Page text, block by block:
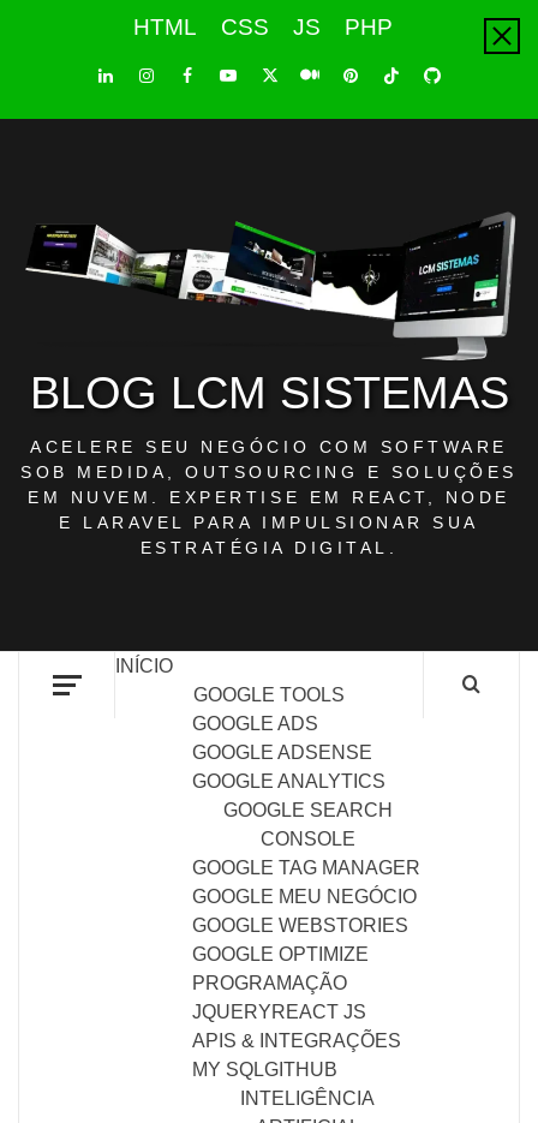
HTML CSS JS PHP
LinkedInInstagramFacebookYoutube
X PinterestTiktokGithub
BLOG LCM SISTEMAS
ACELERE SEU NEGÓCIO COM SOFTWARE
SOB MEDIDA, OUTSOURCING E SOLUÇÕES
EM NUVEM. EXPERTISE EM REACT, NODE
E LARAVEL PARA IMPULSIONAR SUA
ESTRATÉGIA DIGITAL.
INÍCIO
GOOGLE TOOLS
GOOGLE ADS
GOOGLE ADSENSE
GOOGLE ANALYTICS
GOOGLE SEARCH
CONSOLE
GOOGLE TAG MANAGER
GOOGLE MEU NEGÓCIO
GOOGLE WEBSTORIES
GOOGLE OPTIMIZE
PROGRAMAÇÃO
JQUERYREACT JS
APIS & INTEGRAÇÕES
MY SQLGITHUB
INTELIGÊNCIA